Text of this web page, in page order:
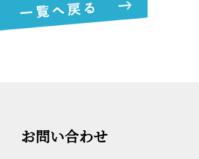
お問い合わせ